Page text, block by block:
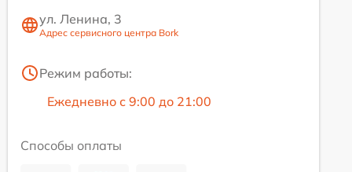
ул. Ленина, 3
Адрес сервисного центра Bork
Режим работы:
Ежедневно с 9:00 до 21:00
Способы оплаты